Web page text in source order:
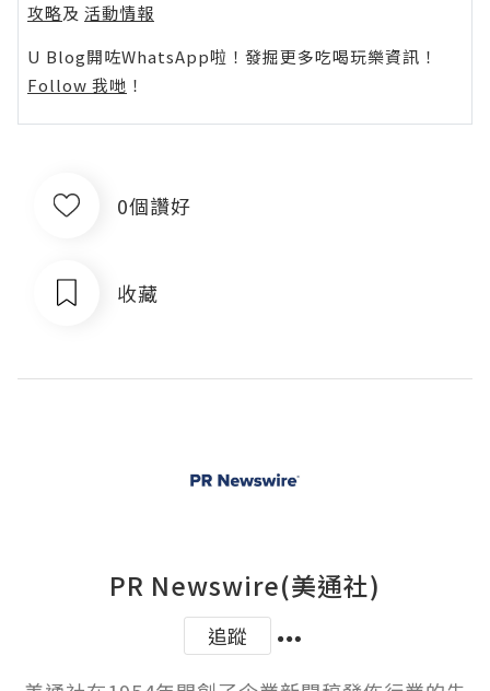
攻略及 活動情報
U Blog開咗WhatsApp啦！發掘更多吃喝玩樂資訊！
Follow 我哋 ！
0個讚好
收藏
PR Newswire(美通社)
追蹤